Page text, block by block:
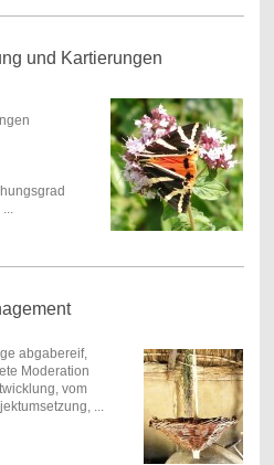
und Kartierungen
abgabereif,
Moderation
vom
...